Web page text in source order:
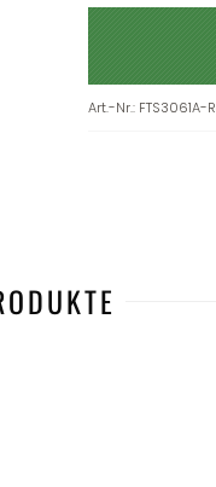
Art.-Nr.: FTS3061A-